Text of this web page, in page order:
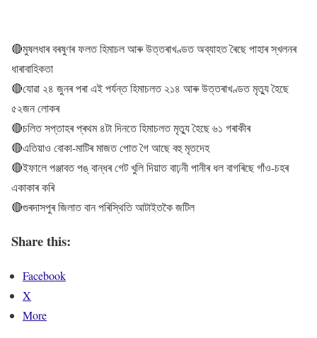
🔴মুষলধাৰ বৰষুণৰ ফলত হিমাচল আৰু উত্তৰাখণ্ডত অব্যাহত ৰৈছে পাহাৰ স্খলনৰ
ধাৰাবাহিকতা
🔴যোৱা ২৪ জুনৰ পৰা এই পৰ্যন্ত হিমাচলত ২১৪ আৰু উত্তৰাখণ্ডত মৃত্যু হৈছে
৫২জন লোকৰ
🔴চলিত সপ্তাহৰ প্ৰথম ৪টা দিনতে হিমাচলত মৃত্যু হৈছে ৬১ গৰাকীৰ
🔴এতিয়াও বোকা-মাটিৰ মাজত পোত গৈ আছে বহু মৃতদেহ
🔴ইফালে পঞ্জাবত পঙ্ বান্ধৰ গেট খুলি দিয়াত বাঢ়নী পানীৰ ধল বাগৰিছে গাঁও-চহৰ
একাকাৰ কৰি
🔴গুৰদাসপুৰ জিলাত বান পৰিস্থিতি আটাইতকৈ জটিল
Share this:
Facebook
X
More